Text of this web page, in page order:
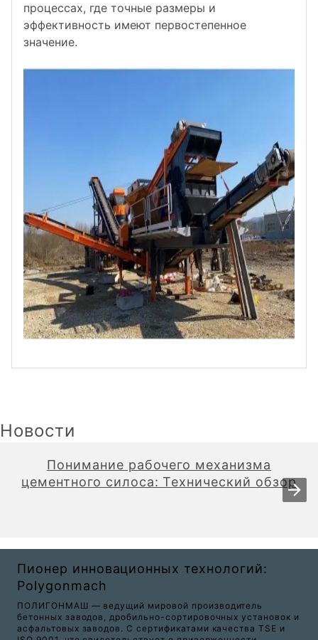
процессах, где точные размеры и
эффективность имеют первостепенное
значение.
Новости
Понимание рабочего механизма
цементного силоса: Технический обзор
Пионер инновационных технологий:
Polygonmach
ПОЛИГОНМАШ — ведущий мировой производитель
бетонных заводов, дробильно-сортировочных установок и
асфальтовых заводов. С сертификатами качества TSE и